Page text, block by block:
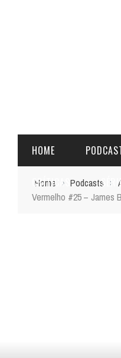
HOME
CRÍTICAS
Home › Podcasts ›
Vermelho #25 – James